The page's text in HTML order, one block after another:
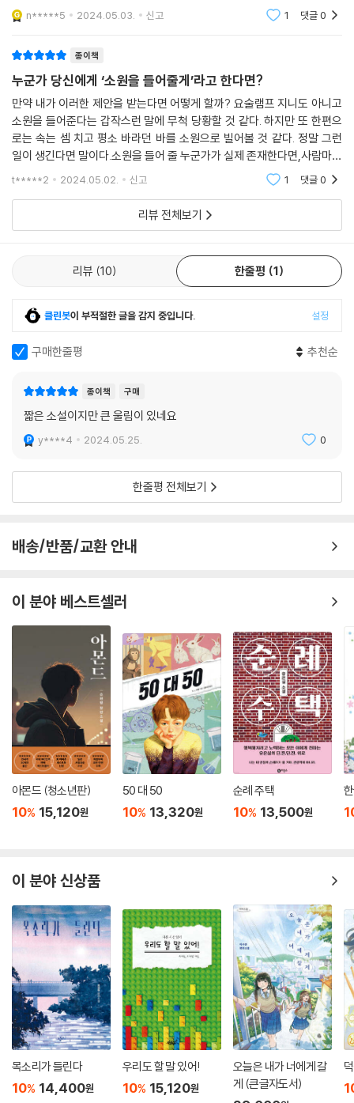
▶ 아동청소년문학평론가 김경연의 추천글
“행복이란 무엇일까?” 엉덩이에 생긴 종기처럼 고통스러운 시간을 지나
면서도, 이루어질 수 있는 소원 하나를 쓰지 않고 버텨 왔다는 노인을 보자.
일흔 살은 족히 되어 보이지만 형형한 눈빛을 지니고 있고, 날마다 조금씩
잘라 먹을 수 있는 행복이라는 훈제 소시지를 갖고 있는 듯 보인다.
노인의 이야기에 등장하는 또 다른 노인은 소원을 이루면 반드시 행복해져
야 한다고 말한다. 하지만 세 가지 소원 옛이야기와 마찬가지로 이미 이루
어진 소원은 헛된 것으로 판명된다. 그렇다면 이루어질 소원이 있든 없든,
소원이 이루어지든 아니든, 우리 곁에 가까이 있는 것, 현재 가진 것, 지금
견디고 있는 시간이 행복의 조건은 아닐까?
이렇게 이 짤막한 이야기는 우리의 삶과 꿈, 행복에 대해 곰곰 생각해 보는
들이 독자 개개인에게 해석의 여지를 더욱 풍부하게 남겨 주고 있음은 물
√에리히 캐스트너의 기발한 이야기는 울리케 묄트겐의 환상적이고 확신
에 찬 이미지 덕분에
세 가지 이상의 소원을 실현한다. (Angela Wittmann, Brigitte)
√“진짜 작은 보석!”(Ralph Kruger, Kulturbuchtips.de)
다!(Amazon Kunde)
하다.그런데 우산 안쪽부터 우산의 둘레만큼 아래로 화한 빛이?? 나고있
다. 이 빛은 무엇일까? 왜 우산
n*****5 2024.05.03. 신고 1 댓글0
종이책
누군가 당신에게 ‘소원을 들어줄게’라고 한다면?
만약 내가 이러한 제안을 받는다면 어떻게 할까? 요술램프 지니도 아니고
소원을 들어준다는 갑작스런 말에 무척 당황할 것 같다. 하지만 또 한편으
로는 속는 셈 치고 평소 바라던 바를 소원으로 빌어볼 것 같다. 정말 그런
일이 생긴다면 말이다.소원을 들어 줄 누군가가 실제 존재한다면,사람마다
바라는 소원을 다를 것이다. 가족의 건강에서부터 로또 당첨을 통해 얻는
t*****2 2024.05.02. 신고 1 댓글0
리뷰 전체보기
리뷰 10 한줄평 1
클린봇이 부적절한 글을 감지 중입니다. 설정
구매한줄평 추천순
종이책 구매
짧은 소설이지만 큰 울림이 있네요
y****4 2024.05.25. 0
한줄평 전체보기
배송/반품/교환 안내
이 분야 베스트셀러
아몬드 (청소년판)
10% 15,120원
50 대 50
10% 13,320원
순례 주택
10% 13,500원
이 분야 신상품
목소리가 들린다
10% 14,400원
우리도 할 말 있어!
10% 15,120원
오늘은 내가 너에게 갈
게 (큰글자도서)